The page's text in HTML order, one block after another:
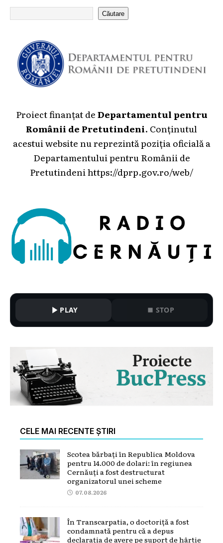
Căutare
Proiect finanțat deDepartamentul pentru
Românii de Pretutindeni. Conținutul
acestui website nu reprezintă poziția oficială a
Departamentului pentru Românii de
Pretutindenihttps://dprp.gov.ro/web/
PLAY STOP
CELE MAI RECENTE ȘTIRI
Scotea bărbați în Republica Moldova
pentru 14.000 de dolari: în regiunea
Cernăuți a fost destructurat
organizatorul unei scheme
07.08.2026
În Transcarpatia, o doctoriță a fost
condamnată pentru că a depus
declarația de avere pe suport de hârtie